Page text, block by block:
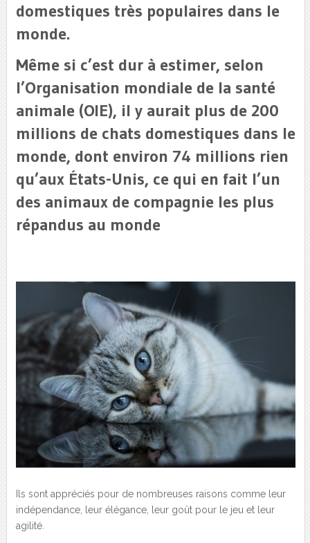
domestiques très populaires dans le
monde.
Même si c’est dur à estimer, selon
l’Organisation mondiale de la santé
animale (OIE), il y aurait plus de 200
millions de chats domestiques dans le
monde, dont environ 74 millions rien
qu’aux États-Unis, ce qui en fait l’un
des animaux de compagnie les plus
répandus au monde
Ils sont appréciés pour de nombreuses raisons comme leur
indépendance, leur élégance, leur goût pour le jeu et leur
agilité.